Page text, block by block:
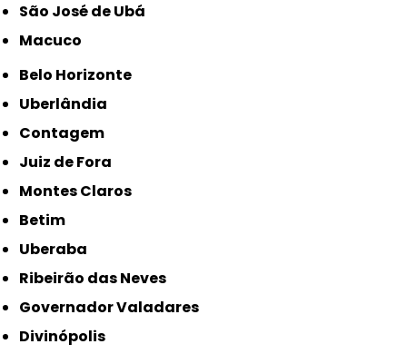
São José de Ubá
Macuco
Belo Horizonte
Uberlândia
Contagem
Juiz de Fora
Montes Claros
Betim
Uberaba
Ribeirão das Neves
Governador Valadares
Divinópolis